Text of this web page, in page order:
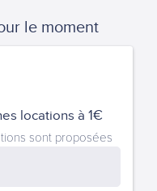
le moment
locations à 1€
sont proposées